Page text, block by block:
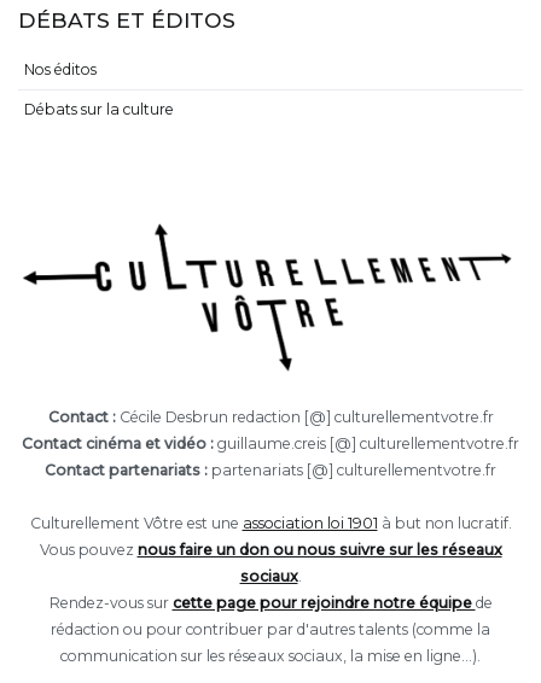
DÉBATS ET ÉDITOS
Nos éditos
Débats sur la culture
Contact :Cécile Desbrun redaction [@] culturellementvotre.fr
Contact cinéma et vidéo : guillaume.creis [@] culturellementvotre.fr
Contact partenariats : partenariats [@] culturellementvotre.fr
Culturellement Vôtre est une association loi 1901 à but non lucratif.
Vous pouvez nous faire un don ou nous suivre sur les réseaux
sociaux.
Rendez-vous sur cette page pour rejoindre notre équipe de
rédaction ou pour contribuer par d'autres talents (comme la
communication sur les réseaux sociaux, la mise en ligne...).